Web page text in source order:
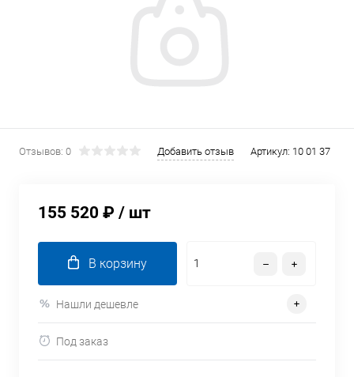
Отзывов: 0 Добавить отзыв Артикул: 10 01 37
155 520 ₽ / шт
В корзину
Нашли дешевле
Под заказ